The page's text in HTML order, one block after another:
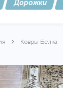
Дорожки
Ковры Белка